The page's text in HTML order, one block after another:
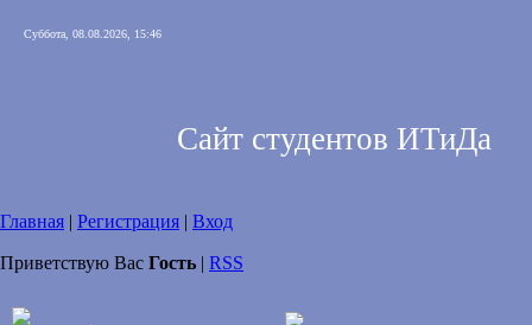
Суббота, 08.08.2026, 15:46
Сайт студентов ИТиДа
Главная | Регистрация | Вход
Приветствую Вас Гость | RSS